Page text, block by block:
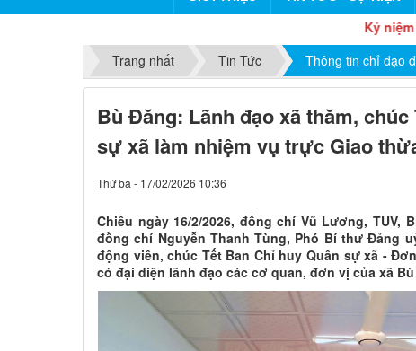
Kỷ niệm 65 năm
Trang nhất
Tin Tức Thông tin chỉ đạo
Bù Đăng: Lãnh đạo xã thăm,
sự xã làm nhiệm vụ trực Giao
Thứ ba - 17/02/2026 10:36
Chiều ngày 16/2/2026, đồng chí Vũ Lương, TUV,
đồng chí Nguyễn Thanh Tùng, Phó Bí thư Đảng
động viên, chúc Tết Ban Chỉ huy Quân sự xã -
có đại diện lãnh đạo các cơ quan, đơn vị của xã